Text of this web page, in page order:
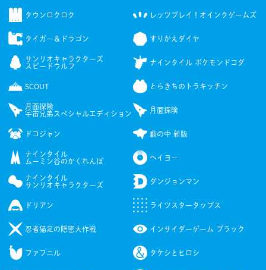
タウンロクロク レッツプレイ！オインクゲームズ
タイガー＆ドラゴン すりかえダイヤ
サンリオキャラクターズ
スピードウルフ
ナインタイル ポケモンドコダ
SCOUT とらきちのトラキッチン
月面探険
宇宙兄弟スペシャルエディション
月面探険
ドコジャン 藪の中 新版
ナインタイル
ムーミン谷のかくれんぼ
ヘイヨー
ナインタイル
サンリオキャラクターズ
ダンジョンマン
ドリアン ライツスタータップス
忍者猫足の隠密大作戦 インサイダーゲーム ブラック
ファフニル タケシとヒロシ